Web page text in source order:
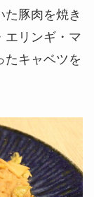
豚肉を焼き
エリンギ・マ
たキャベツを